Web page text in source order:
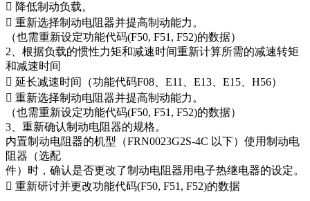
 降低制动负载。
 重新选择制动电阻器并提高制动能力。
（也需重新设定功能代码(F50, F51, F52)的数据）
2、根据负载的惯性力矩和减速时间重新计算所需的减速转矩
和减速时间
 延长减速时间（功能代码F08、E11、E13、E15、H56）
 重新选择制动电阻器并提高制动能力。
（也需重新设定功能代码(F50, F51, F52)的数据）
3、重新确认制动电阻器的规格。
内置制动电阻器的机型（FRN0023G2S-4C 以下）使用制动电
阻器（选配
件）时，确认是否更改了制动电阻器用电子热继电器的设定。
 重新研讨并更改功能代码(F50, F51, F52)的数据